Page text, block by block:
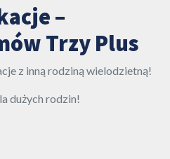
–
Trzy Plus
z inną rodziną wielodzietną!
dużych rodzin!